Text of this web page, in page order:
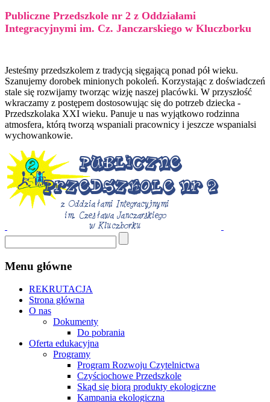
Publiczne Przedszkole nr 2 z Oddziałami
Integracyjnymi im. Cz. Janczarskiego w Kluczborku
Jesteśmy przedszkolem z tradycją sięgającą ponad pół wieku.
Szanujemy dorobek minionych pokoleń. Korzystając z doświadczeń
stale się rozwijamy tworząc wizję naszej placówki. W przyszłość
wkraczamy z postępem dostosowując się do potrzeb dziecka -
Przedszkolaka XXI wieku. Panuje u nas wyjątkowo rodzinna
atmosfera, którą tworzą wspaniali pracownicy i jeszcze wspanialsi
wychowankowie.
Menu główne
REKRUTACJA
Strona główna
O nas
Dokumenty
Do pobrania
Oferta edukacyjna
Programy
Program Rozwoju Czytelnictwa
Czyściochowe Przedszkole
Skąd się biorą produkty ekologiczne
Kampania ekologiczna